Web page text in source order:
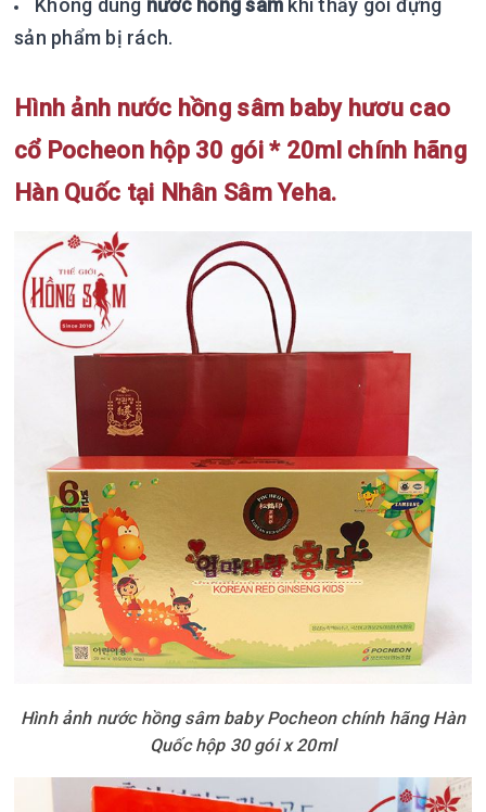
Không dùng nước hồng sâm khi thấy gói đựng
sản phẩm bị rách.
Hình ảnh nước hồng sâm baby hươu cao
cổ Pocheon hộp 30 gói * 20ml chính hãng
Hàn Quốc tại Nhân Sâm Yeha.
Hình ảnh nước hồng sâm baby Pocheon chính hãng Hàn
Quốc hộp 30 gói x 20ml